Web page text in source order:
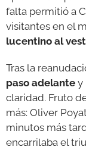
falta permitió a
visitantes en el
lucentino al
Tras la
paso adelante y
claridad. Fruto
más: Oliver
minutos más
encarrilaba el